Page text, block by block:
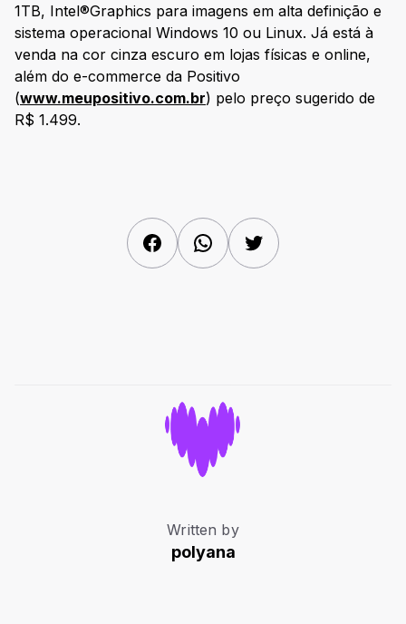
1TB, Intel®Graphics para imagens em alta definição e
sistema operacional Windows 10 ou Linux. Já está à
venda na cor cinza escuro em lojas físicas e online,
além do e-commerce da Positivo
(www.meupositivo.com.br) pelo preço sugerido de
R$ 1.499.
FacebookWhatsAppTwitter
Written by
polyana